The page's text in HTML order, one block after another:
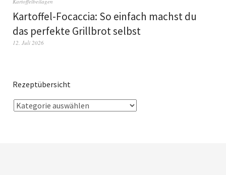
Kartoffel-Focaccia: So einfach machst du
das perfekte Grillbrot selbst
12. Juli 2026
Rezeptübersicht